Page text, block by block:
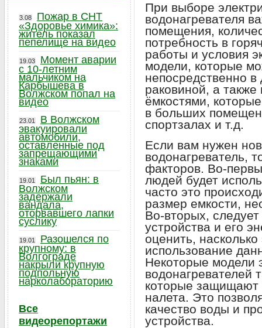
При выборе
водонагревателя
помещения,
потребность в
работы и условия
модели, которые
непосредственно
раковиной, а
ёмкостями,
в больших
спортзалах и т.д.
Если вам нужен
водонагреватель,
факторов. Во-
людей будет
часто это
размер емкости,
Во-вторых,
устройства и его
оценить,
использование
Некоторые модели
водонагревателей
которые защищают
налета. Это
качество воды и
устройства.
3.08
Пожар в СНТ
«Здоровье химика»:
житель показал
пепелище на видео
19.03
Момент аварии
с 10-летним
мальчиком на
Карбышева в
Волжском попал на
видео
23.01
В Волжском
эвакуировали
автомобили,
оставленные под
запрещающими
знаками
19.01
Был пьян: в
Волжском
задержали
вандала,
оторвавшего лапки
суслику
19.01
Разошелся по
крупному: в
Волгограде
накрыли крупную
подпольную
нарколабораторию
Все
видеорепортажи